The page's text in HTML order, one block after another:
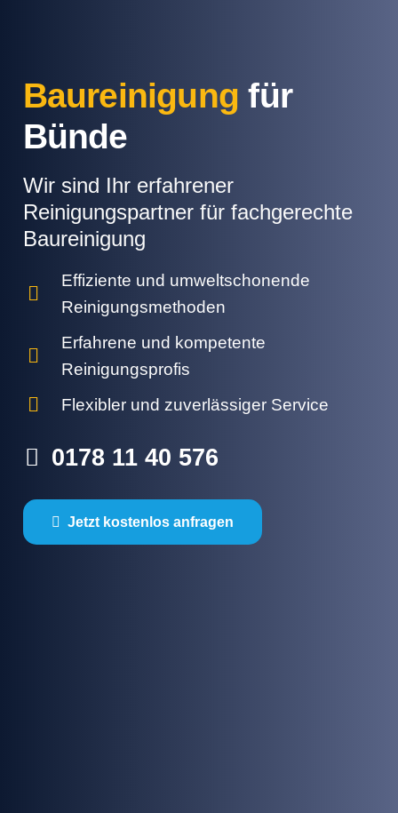
Baureinigung für
Bünde
Wir sind Ihr erfahrener
Reinigungspartner für fachgerechte
Baureinigung
Effiziente und umweltschonende
Reinigungsmethoden
Erfahrene und kompetente
Reinigungsprofis
Flexibler und zuverlässiger Service
0178 11 40 576
Jetzt kostenlos anfragen